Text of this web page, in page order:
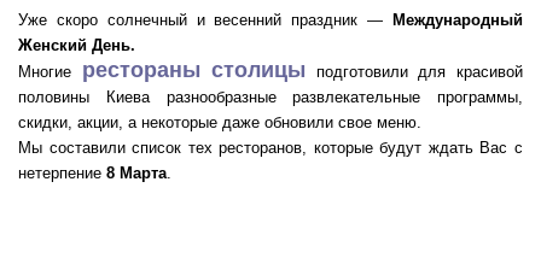
Уже скоро солнечный и весенний праздник —
Международный
Женский День.
Многие рестораны столицы подготовили для красивой
половины Киева разнообразные развлекательные программы,
скидки, акции, а некоторые даже обновили свое меню.
Мы составили список тех ресторанов, которые будут ждать Вас с
нетерпение 8 Марта.